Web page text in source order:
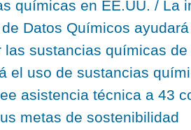
químicas en EE.UU. / La
Datos Químicos
las sustancias químicas
el uso de sustancias
asistencia técnica a 43
metas de sostenibilidad